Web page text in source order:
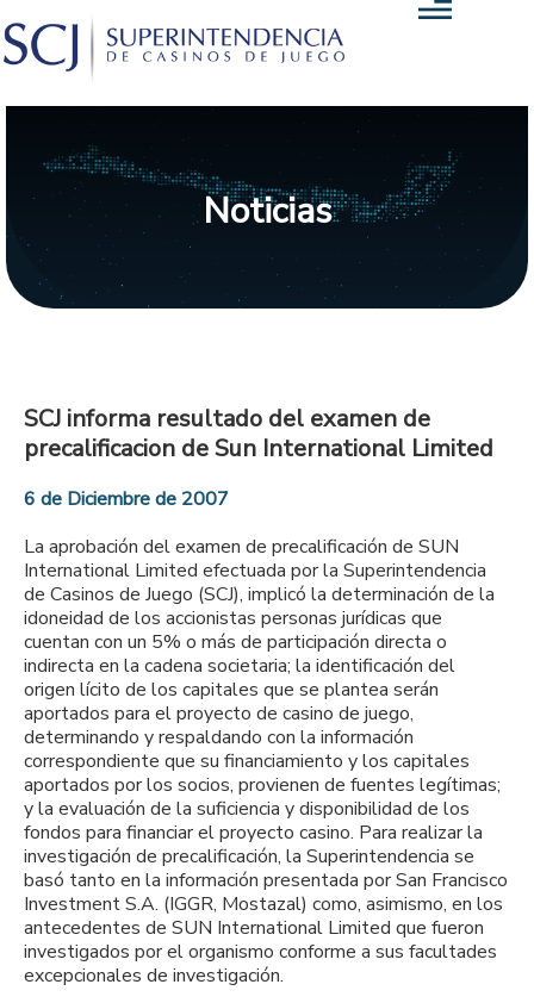
Noticias
SCJ informa resultado del examen de
precalificacion de Sun International Limited
6 de Diciembre de 2007
La aprobación del examen de precalificación de SUN
International Limited efectuada por la Superintendencia
de Casinos de Juego (SCJ), implicó la determinación de la
idoneidad de los accionistas personas jurídicas que
cuentan con un 5% o más de participación directa o
indirecta en la cadena societaria; la identificación del
origen lícito de los capitales que se plantea serán
aportados para el proyecto de casino de juego,
determinando y respaldando con la información
correspondiente que su financiamiento y los capitales
aportados por los socios, provienen de fuentes legítimas;
y la evaluación de la suficiencia y disponibilidad de los
fondos para financiar el proyecto casino. Para realizar la
investigación de precalificación, la Superintendencia se
basó tanto en la información presentada por San Francisco
Investment S.A. (IGGR, Mostazal) como, asimismo, en los
antecedentes de SUN International Limited que fueron
investigados por el organismo conforme a sus facultades
excepcionales de investigación.